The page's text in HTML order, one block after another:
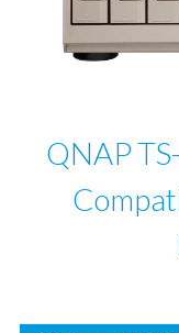
QNAP